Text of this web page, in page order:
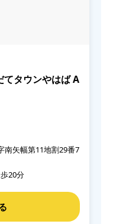
てタウンやはば A
南矢幅第11地割29番7
20分